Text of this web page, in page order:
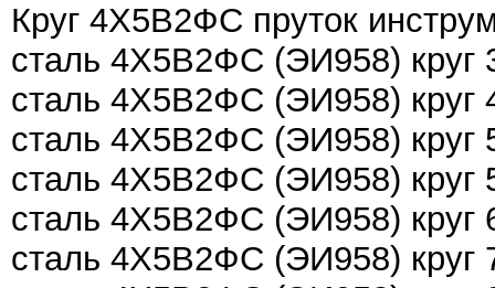
Круг 4Х5В2ФС пруток
сталь 4Х5В2ФС (ЭИ958) круг
сталь 4Х5В2ФС (ЭИ958) круг
сталь 4Х5В2ФС (ЭИ958) круг
сталь 4Х5В2ФС (ЭИ958) круг
сталь 4Х5В2ФС (ЭИ958) круг
сталь 4Х5В2ФС (ЭИ958) круг